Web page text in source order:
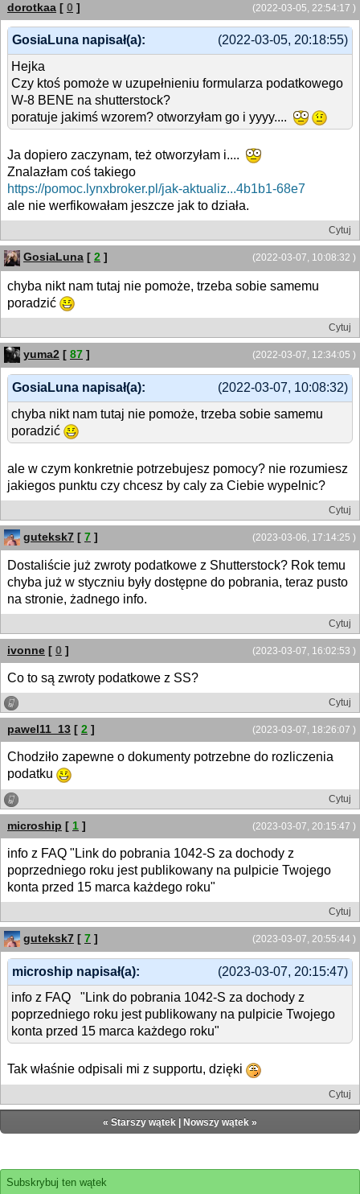
(2022-03-05, 22:54:17 )
dorotkaa [ 0 ]
(2022-03-05, 20:18:55)
GosiaLuna napisał(a):
Hejka
Czy ktoś pomoże w uzupełnieniu formularza podatkowego
W-8 BENE na shutterstock?
poratuje jakimś wzorem? otworzyłam go i yyyy....
Ja dopiero zaczynam, też otworzyłam i....
Znalazłam coś takiego
https://pomoc.lynxbroker.pl/jak-aktualiz...4b1b1-68e7
ale nie werfikowałam jeszcze jak to działa.
Cytuj
(2022-03-07, 10:08:32 )
GosiaLuna [ 2 ]
chyba nikt nam tutaj nie pomoże, trzeba sobie samemu
poradzić
Cytuj
(2022-03-07, 12:34:05 )
yuma2 [ 87 ]
(2022-03-07, 10:08:32)
GosiaLuna napisał(a):
chyba nikt nam tutaj nie pomoże, trzeba sobie samemu
poradzić
ale w czym konkretnie potrzebujesz pomocy? nie rozumiesz
jakiegos punktu czy chcesz by caly za Ciebie wypelnic?
Cytuj
(2023-03-06, 17:14:25 )
guteksk7 [ 7 ]
Dostaliście już zwroty podatkowe z Shutterstock? Rok temu
chyba już w styczniu były dostępne do pobrania, teraz pusto
na stronie, żadnego info.
Cytuj
(2023-03-07, 16:02:53 )
ivonne [ 0 ]
Co to są zwroty podatkowe z SS?
Cytuj
(2023-03-07, 18:26:07 )
pawel11_13 [ 2 ]
Chodziło zapewne o dokumenty potrzebne do rozliczenia
podatku
Cytuj
(2023-03-07, 20:15:47 )
microship [ 1 ]
info z FAQ "Link do pobrania 1042-S za dochody z
poprzedniego roku jest publikowany na pulpicie Twojego
konta przed 15 marca każdego roku"
Cytuj
(2023-03-07, 20:55:44 )
guteksk7 [ 7 ]
(2023-03-07, 20:15:47)
microship napisał(a):
info z FAQ "Link do pobrania 1042-S za dochody z
poprzedniego roku jest publikowany na pulpicie Twojego
konta przed 15 marca każdego roku"
Tak właśnie odpisali mi z supportu, dzięki
Cytuj
« Starszy wątek | Nowszy wątek »
Subskrybuj ten wątek